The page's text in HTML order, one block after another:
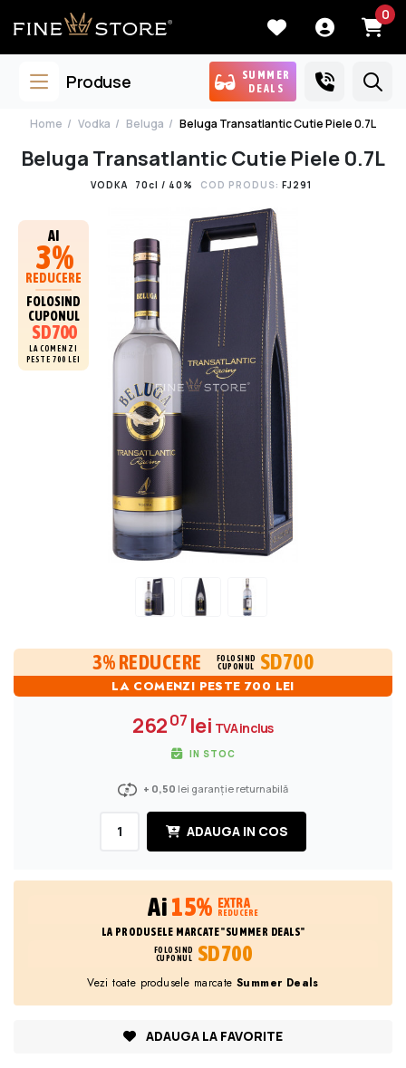
0
Produse
SUMMER
DEALS
Home Vodka Beluga Beluga Transatlantic Cutie Piele 0.7L
Beluga Transatlantic Cutie Piele 0.7L
VODKA 70cl / 40% COD PRODUS: FJ291
AI
3%
REDUCERE
FOLOSIND
CUPONUL
SD700
LA COMENZI
PESTE 700 LEI
3% REDUCERE
FOLOSIND
CUPONUL
SD700
LA COMENZI PESTE 700 LEI
26207lei TVA inclus
IN STOC
+ 0,50 lei garanție returnabilă
ADAUGA IN COS
Ai15% EXTRA
REDUCERE
LA PRODUSELE MARCATE "SUMMER DEALS"
FOLOSIND
CUPONUL
SD700
Vezi toate produsele marcate Summer Deals
ADAUGA LA FAVORITE